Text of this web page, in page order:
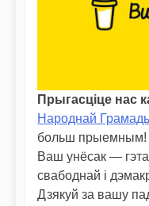
Прыгасціце нас
Народнай
больш прыемным!
Ваш унёсак —
свабоднай і
Дзякуй за вашу